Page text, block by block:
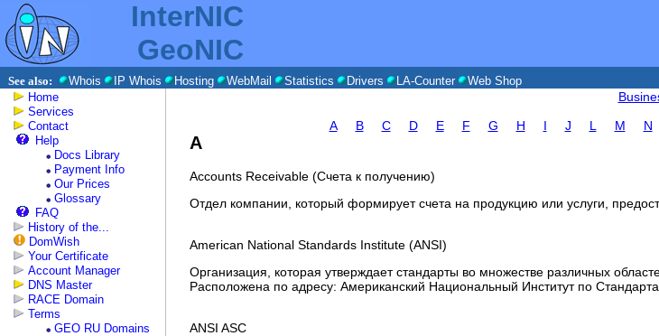
InterNIC
GeoNIC
See also: Whois IP Whois Hosting WebMail Statistics Drivers LA-Counter
Web Shop
Home
Services
Contact
Help
Docs Library
Payment Info
Our Prices
Glossary
FAQ
History of the...
DomWish
Your Certificate
Account Manager
DNS Master
RACE Domain
Terms
GEO RU Domains
A
B C D E F G H I J L M N
A
Accounts Receivable (Счета к получению)
Отдел компании, который формирует счета на продукцию или услуги,
American National Standards Institute (ANSI)
Организация, которая утверждает стандарты во множестве различных
Расположена по адресу: Американский Национальный Институт по
ANSI ASC